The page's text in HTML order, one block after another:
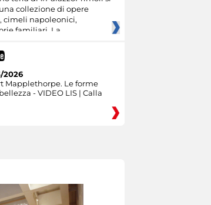
collezione di opere
cimeli napoleonici,
familiari. La
2026
Mapplethorpe. Le forme
- VIDEO LIS | Calla